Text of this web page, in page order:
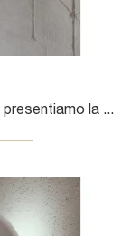
Un Lighting Design da non perdere! Ti presentiamo la lampada da parete Morsetto Applique di Pentalight.